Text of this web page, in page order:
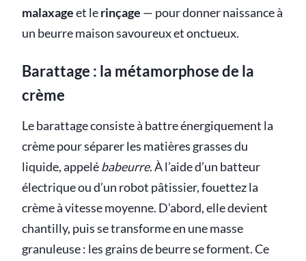
malaxageet lerinçage — pour donner naissance à
un beurre maison savoureux et onctueux.
Barattage : la métamorphose de la
crème
Le barattage consiste à battre énergiquement la
crème pour séparer les matières grasses du
liquide, appelébabeurre. À l’aide d’un batteur
électrique ou d’un robot pâtissier, fouettez la
crème à vitesse moyenne. D’abord, elle devient
chantilly, puis se transforme en une masse
granuleuse : les grains de beurre se forment. Ce